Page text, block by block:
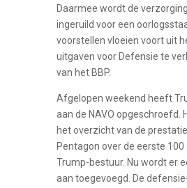
Daarmee wordt de
ingeruild voor een
voorstellen vloeien voort uit
uitgaven voor Defensie te
van het BBP.
Afgelopen weekend heeft
aan de NAVO opgeschroefd.
het overzicht van de
Pentagon over de eerste
Trump-bestuur. Nu wordt er
aan toegevoegd. De